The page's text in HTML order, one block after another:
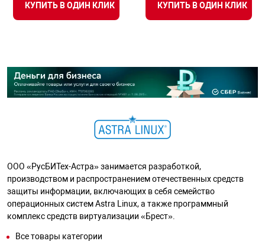
КУПИТЬ В ОДИН КЛИК КУПИТЬ В ОДИН КЛИК
ООО «РусБИТех-Астра» занимается разработкой,
производством и распространением отечественных средств
защиты информации, включающих в себя семейство
операционных систем Astra Linux, а также программный
комплекс средств виртуализации «Брест».
Все товары категории